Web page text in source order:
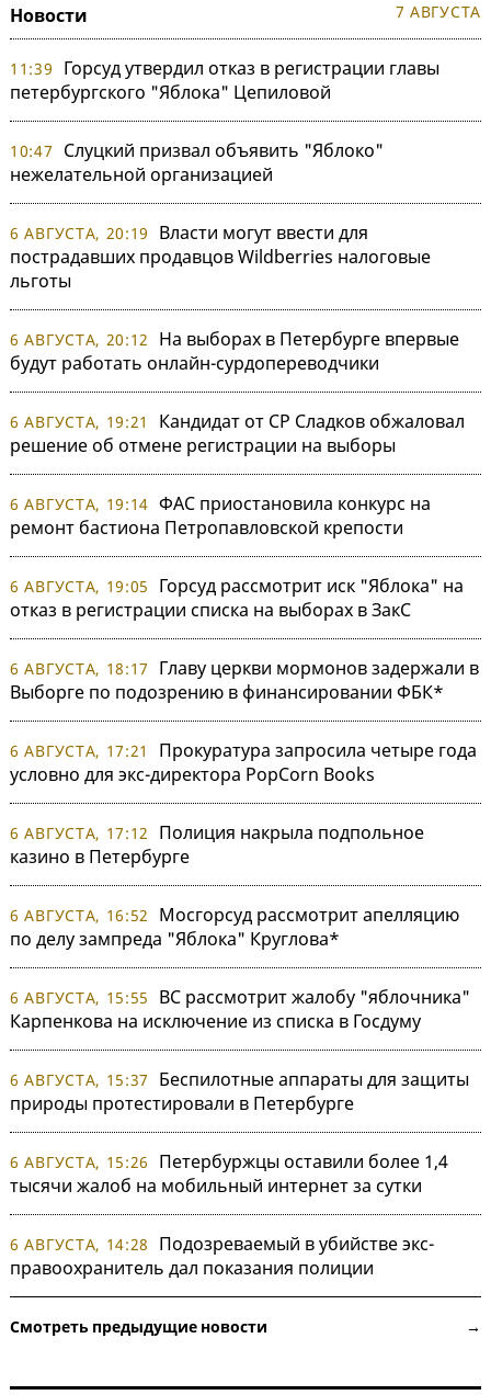
Новости 7 АВГУСТА
11:39
Горсуд утвердил отказ в регистрации главы
петербургского "Яблока" Цепиловой
10:47
Слуцкий призвал объявить "Яблоко"
нежелательной организацией
6 АВГУСТА, 20:19
Власти могут ввести для
пострадавших продавцов Wildberries налоговые
льготы
6 АВГУСТА, 20:12
На выборах в Петербурге впервые
будут работать онлайн-сурдопереводчики
6 АВГУСТА, 19:21
Кандидат от СР Сладков обжаловал
решение об отмене регистрации на выборы
6 АВГУСТА, 19:14 ФАС приостановила конкурс на
ремонт бастиона Петропавловской крепости
6 АВГУСТА, 19:05
Горсуд рассмотрит иск "Яблока" на
отказ в регистрации списка на выборах в ЗакС
6 АВГУСТА, 18:17
Главу церкви мормонов задержали в
Выборге по подозрению в финансировании ФБК*
6 АВГУСТА, 17:21
Прокуратура запросила четыре года
условно для экс-директора PopCorn Books
6 АВГУСТА, 17:12
Полиция накрыла подпольное
казино в Петербурге
6 АВГУСТА, 16:52
Мосгорсуд рассмотрит апелляцию
по делу зампреда "Яблока" Круглова*
6 АВГУСТА, 15:55
ВС рассмотрит жалобу "яблочника"
Карпенкова на исключение из списка в Госдуму
6 АВГУСТА, 15:37
Беспилотные аппараты для защиты
природы протестировали в Петербурге
6 АВГУСТА, 15:26
Петербуржцы оставили более 1,4
тысячи жалоб на мобильный интернет за сутки
6 АВГУСТА, 14:28
Подозреваемый в убийстве экс-
правоохранитель дал показания полиции
Смотреть предыдущие новости →